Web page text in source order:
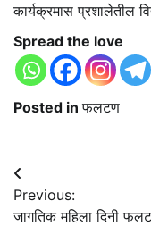
कार्यक्रमास प्रशालेतील
Spread the love
Posted inफलटण
Post
navigation
Previous:
जागतिक महिला दिनी